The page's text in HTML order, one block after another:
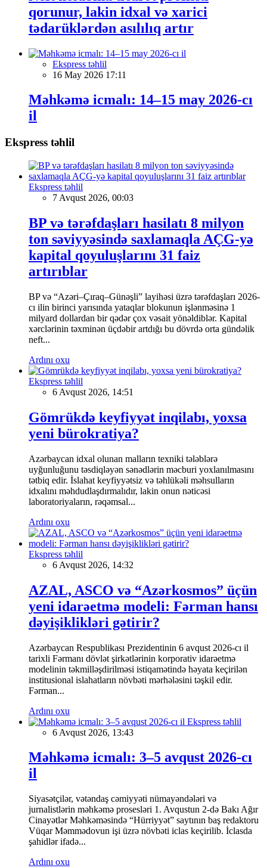
qorunur, lakin idxal və xarici
tədarüklərdən asılılıq artır
Ekspress təhlil
16 May 2026 17:11
Məhkəmə icmalı: 14–15 may 2026-cı
il
Ekspress təhlil
Ekspress təhlil
7 Avqust 2026, 00:03
BP və tərəfdaşları hasilatı 8 milyon
ton səviyyəsində saxlamaqla AÇG-yə
kapital qoyuluşlarını 31 faiz
artırıblar
BP və “Azəri–Çıraq–Günəşli” layihəsi üzrə tərəfdaşları 2026-
cı ilin birinci yarısında yataqlar blokunun işlənməsinə 1
milyard dollardan bir qədər çox vəsait yönəldiblər. Kapital
xərclərinin təxminən üçdəbir artdığı bu dövrdə orta gündəlik
neft...
Ardını oxu
Ekspress təhlil
6 Avqust 2026, 14:51
Gömrükdə keyfiyyət inqilabı, yoxsa
yeni bürokratiya?
Azərbaycan idxal olunan malların texniki tələblərə
uyğunluğunu təsdiqləyən sənədlərin məcburi yoxlanılmasını
tətbiq edir. İslahat keyfiyyətsiz və təhlükəli məhsulların
idxalını məhdudlaşdırmalıdır, lakin onun nəticəsi
laboratoriyaların, rəqəmsal...
Ardını oxu
Ekspress təhlil
6 Avqust 2026, 14:32
AZAL, ASCO və “Azərkosmos” üçün
yeni idarəetmə modeli: Fərman hansı
dəyişiklikləri gətirir?
Azərbaycan Respublikası Prezidentinin 6 avqust 2026-cı il
tarixli Fərmanı dövlət şirkətlərinin korporativ idarəetmə
modelinin təkmilləşdirilməsi istiqamətində həyata keçirilən
institusional islahatların növbəti mərhələsini təşkil edir.
Fərman...
Ardını oxu
Ekspress təhlil
6 Avqust 2026, 13:43
Məhkəmə icmalı: 3–5 avqust 2026-cı
il
Siyasətçilər, vətəndaş cəmiyyəti nümayəndələri və
jurnalistlərin məhkəmə prosesləri 1. Avqustun 2-də Bakı Ağır
Cinayətlər Məhkəməsində “Hürriyyət” saytının baş redaktoru
Vüqar Məmmədovun işi üzrə növbəti iclas keçirilib. İclasda
şahidlər ifadə...
Ardını oxu